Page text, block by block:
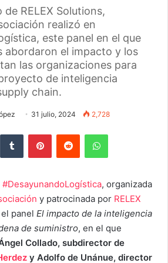
RELEX Solutions,
realizó en
este panel en el que
abordaron el impacto y los
las organizaciones para
de inteligencia
chain.
31 julio, 2024 2,728
#DesayunandoLogística, organizada
y patrocinada por RELEX
panel El impacto de la inteligencia
de suministro, en el que
Collado, subdirector de
y Adolfo de Unánue, director